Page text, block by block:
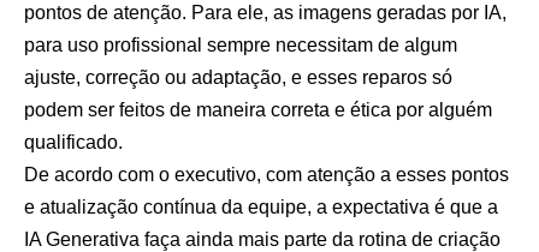
pontos de atenção. Para ele, as imagens geradas por IA,
para uso profissional sempre necessitam de algum
ajuste, correção ou adaptação, e esses reparos só
podem ser feitos de maneira correta e ética por alguém
qualificado.
De acordo com o executivo, com atenção a esses pontos
e atualização contínua da equipe, a expectativa é que a
IA Generativa faça ainda mais parte da rotina de criação